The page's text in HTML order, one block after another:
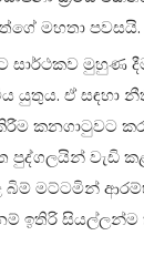
මහතා පවසයි.
මුහුණ
යුතුය. ඒ සඳහා
කනගාටුවට
පුද්ගලයින් වැඩි
බිම් මට්ටමින්
ඉතිරි